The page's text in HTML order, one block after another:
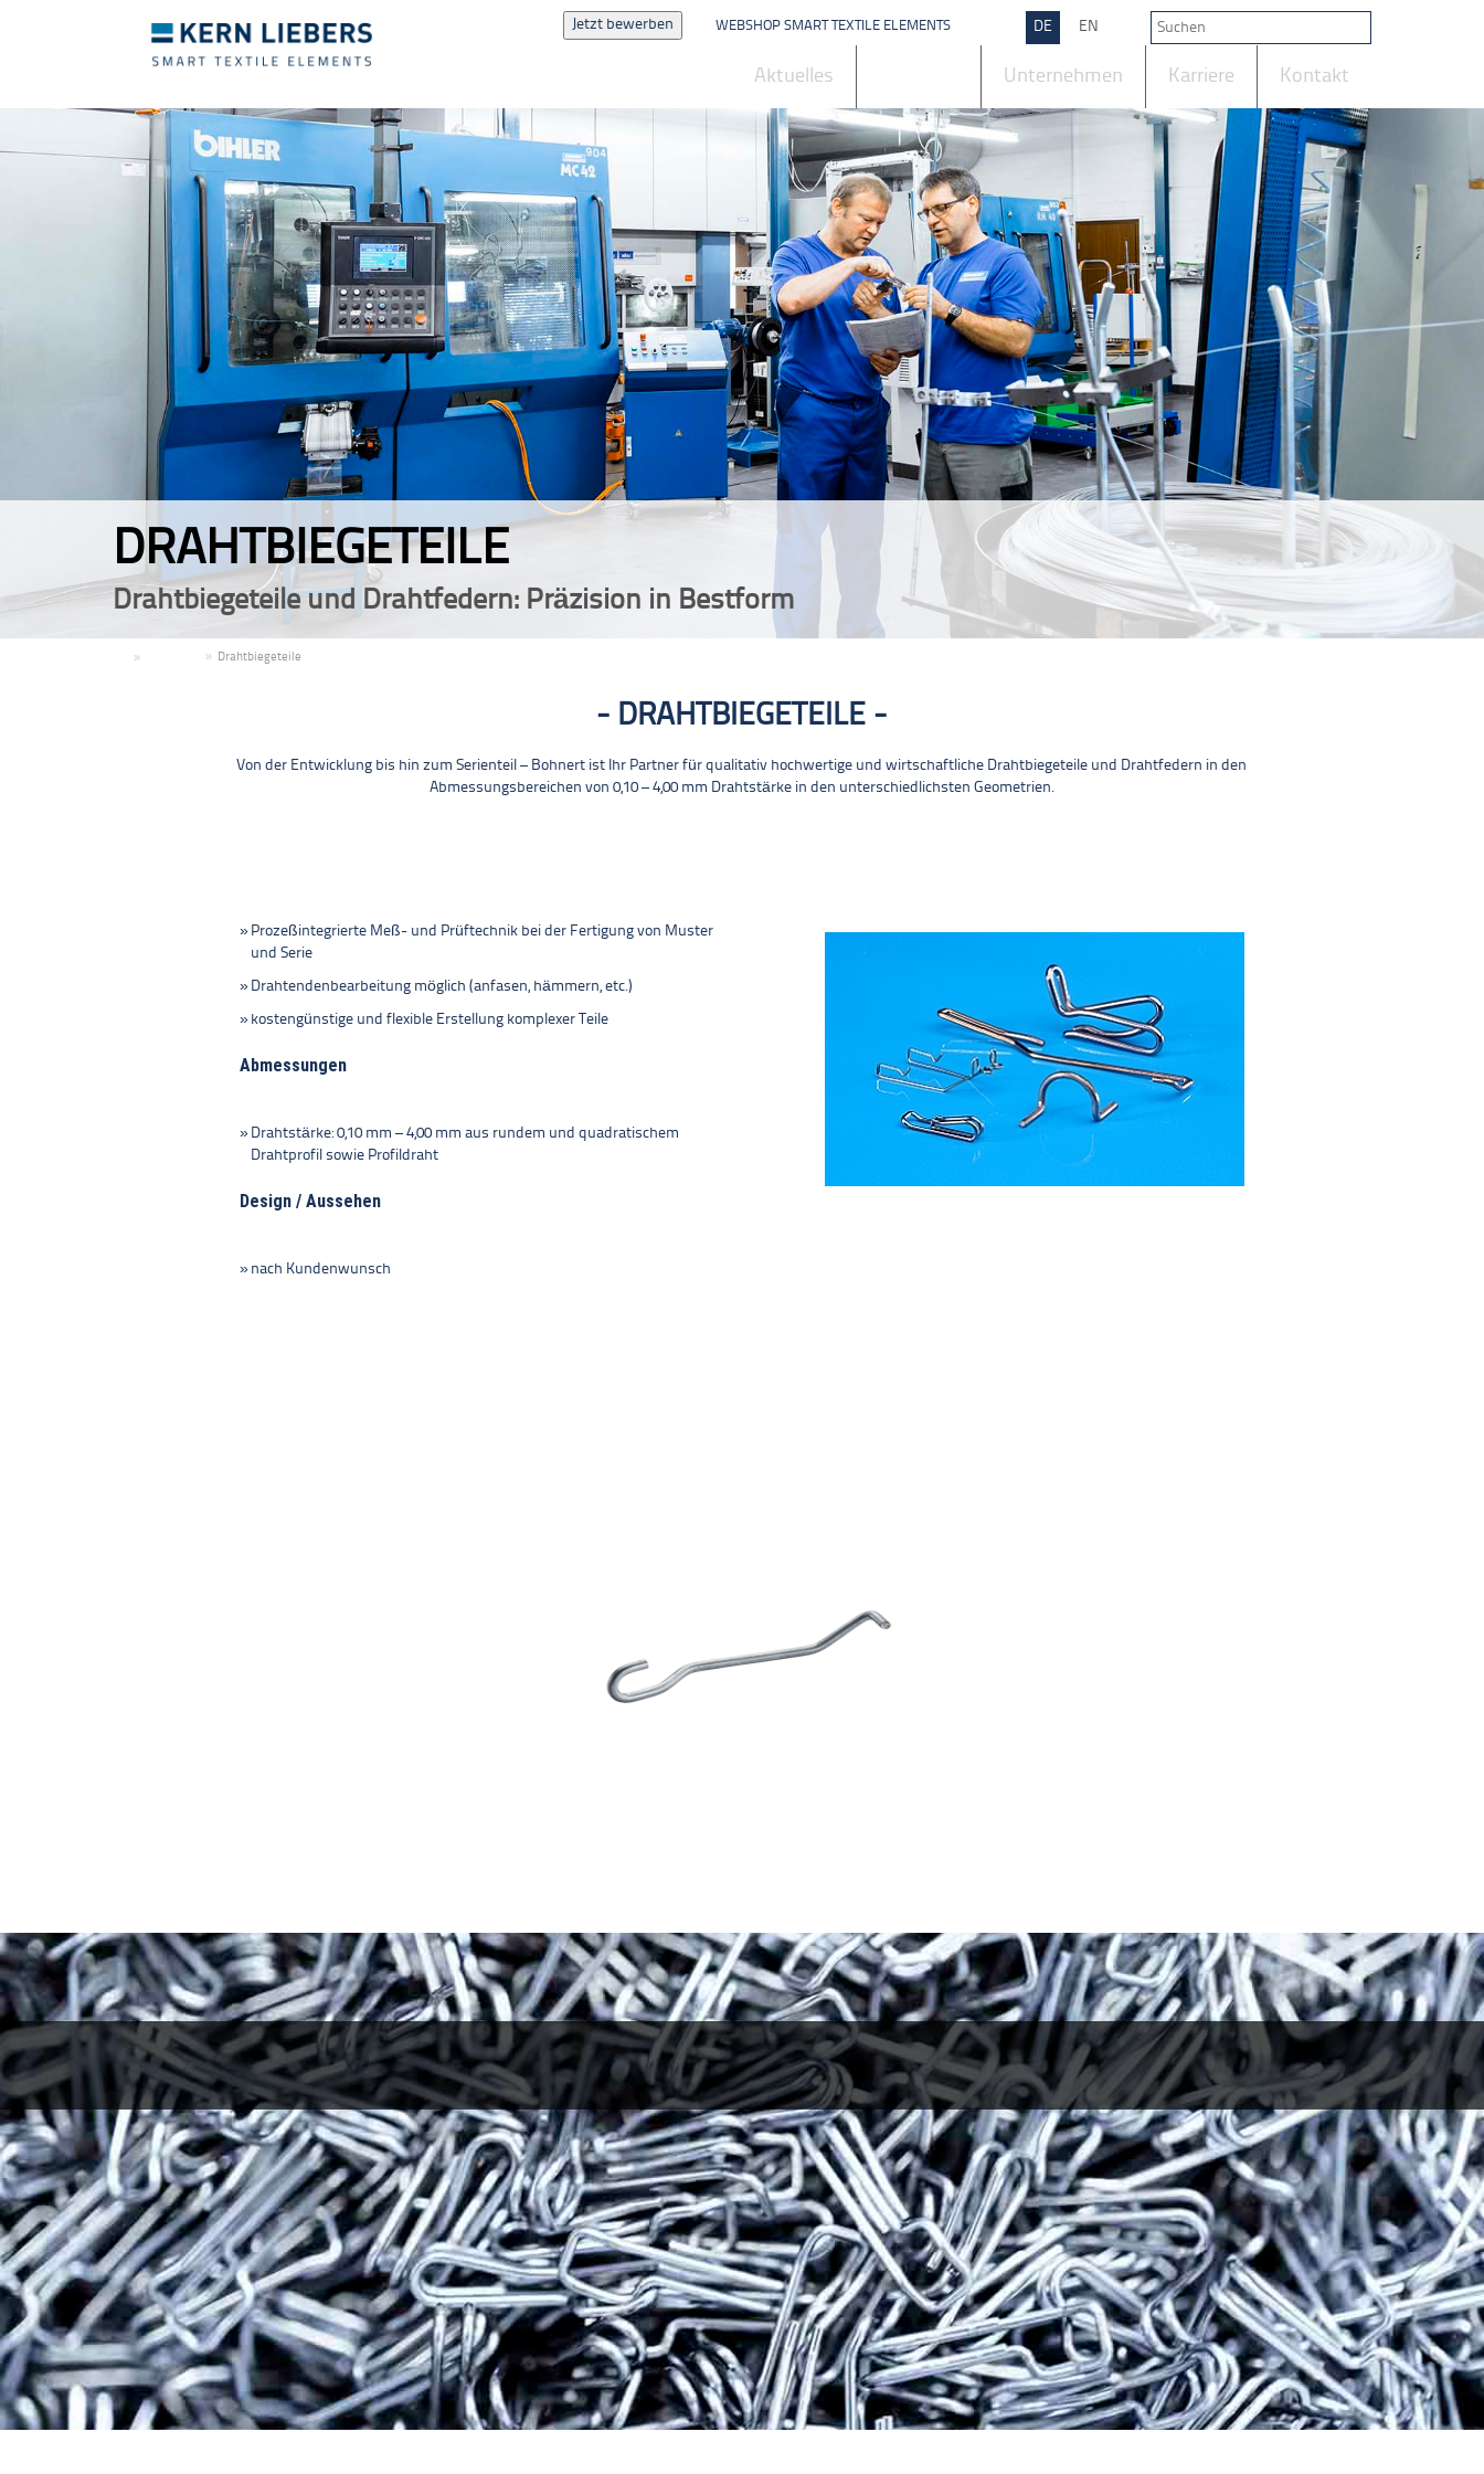
DE EN
Jetzt bewerben WEBSHOP SMART TEXTILE ELEMENTS
Aktuelles Unternehmen Karriere Kontakt
DRAHTBIEGETEILE
Drahtbiegeteile und Drahtfedern: Präzision in Bestform
Drahtbiegeteile
DRAHTBIEGETEILE
Von der Entwicklung bis hin zum Serienteil – Bohnert ist Ihr Partner für qualitativ hochwertige und wirtschaftliche Drahtbiegeteile und Drahtfedern in den
Abmessungsbereichen von 0,10 – 4,00 mm Drahtstärke in den unterschiedlichsten Geometrien.
Prozeßintegrierte Meß- und Prüftechnik bei der Fertigung von Muster
und Serie
Drahtendenbearbeitung möglich (anfasen, hämmern, etc.)
kostengünstige und flexible Erstellung komplexer Teile
Abmessungen
Drahtstärke: 0,10 mm – 4,00 mm aus rundem und quadratischem
Drahtprofil sowie Profildraht
Design / Aussehen
nach Kundenwunsch